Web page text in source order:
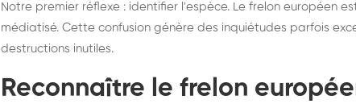
Notre premier réflexe : identifier l'espèce. Le frelon européen
médiatisé. Cette confusion génère des inquiétudes parfois
destructions inutiles.
Reconnaître le frelon